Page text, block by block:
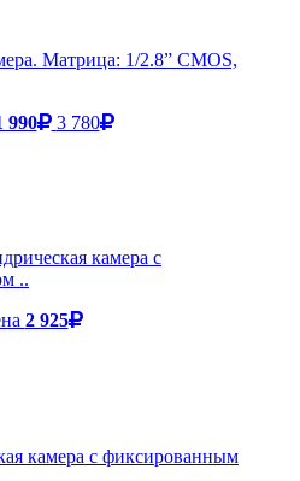
Матрица: 1/2.8” CMOS,
990 3 780
камера с
..
2 925
камера с фиксированным